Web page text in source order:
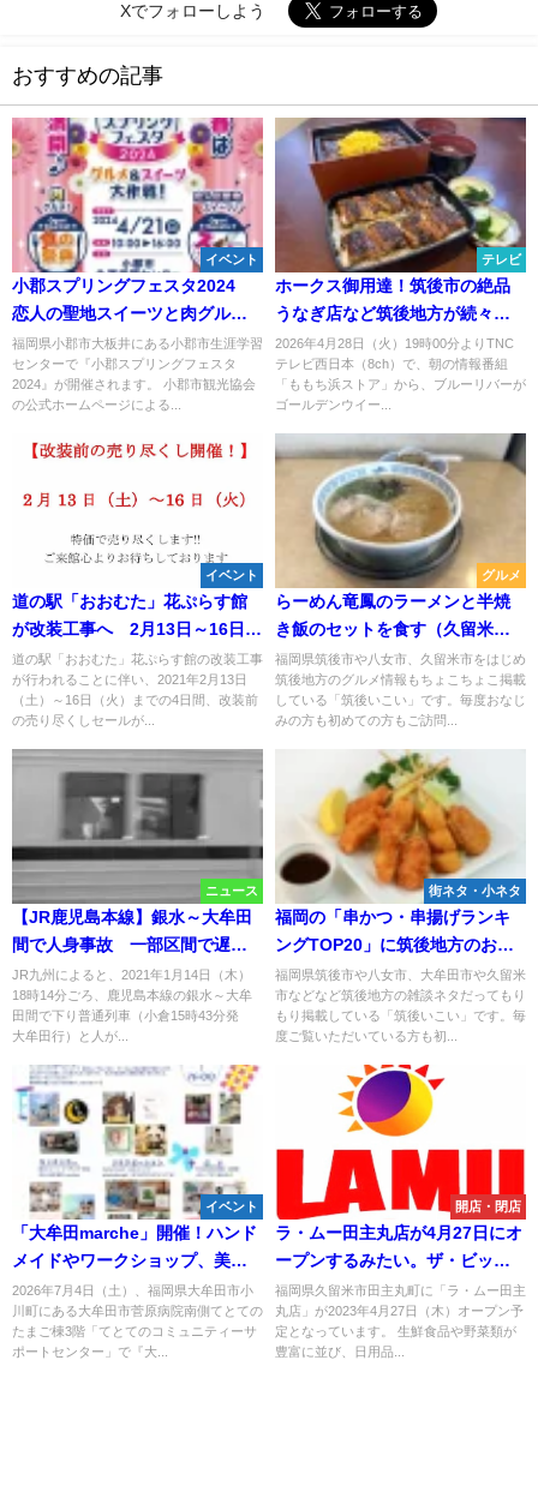
Xでフォローしよう
おすすめの記事
イベント
小郡スプリングフェスタ2024
恋人の聖地スイーツと肉グルメ
の食の祭典！
福岡県小郡市大板井にある小郡市生涯学習
センターで『小郡スプリングフェスタ
2024』が開催されます。 小郡市観光協会
の公式ホームページによる...
テレビ
ホークス御用達！筑後市の絶品
うなぎ店など筑後地方が続々登
場「ももち浜ストアブルーリバ
ーSP」4月28日放送
2026年4月28日（火）19時00分よりTNC
テレビ西日本（8ch）で、朝の情報番組
「ももち浜ストア」から、ブルーリバーが
ゴールデンウイー...
イベント
道の駅「おおむた」花ぷらす館
が改装工事へ 2月13日～16日ま
で売り尽くしセール開催！
道の駅「おおむた」花ぷらす館の改装工事
が行われることに伴い、2021年2月13日
（土）～16日（火）までの4日間、改装前
の売り尽くしセールが...
グルメ
らーめん竜鳳のラーメンと半焼
き飯のセットを食す（久留米
市）
福岡県筑後市や八女市、久留米市をはじめ
筑後地方のグルメ情報もちょこちょこ掲載
している「筑後いこい」です。毎度おなじ
みの方も初めての方もご訪問...
ニュース
【JR鹿児島本線】銀水～大牟田
間で人身事故 一部区間で遅延
や運転見合わせ
JR九州によると、2021年1月14日（木）
18時14分ごろ、鹿児島本線の銀水～大牟
田間で下り普通列車（小倉15時43分発
大牟田行）と人が...
街ネタ・小ネタ
福岡の「串かつ・串揚げランキ
ングTOP20」に筑後地方のお店
がランクインしてる！（2025年
11月）
福岡県筑後市や八女市、大牟田市や久留米
市などなど筑後地方の雑談ネタだってもり
もり掲載している「筑後いこい」です。毎
度ご覧いただいている方も初...
イベント
「大牟田marche」開催！ハンド
メイドやワークショップ、美味
しいグルメなどが出店（大牟田
市）
2026年7月4日（土）、福岡県大牟田市小
川町にある大牟田市菅原病院南側てとての
たまご棟3階「てとてのコミュニティーサ
ポートセンター」で『大...
開店・閉店
ラ・ムー田主丸店が4月27日にオ
ープンするみたい。ザ・ビッグ
田主丸店の近く
福岡県久留米市田主丸町に「ラ・ムー田主
丸店」が2023年4月27日（木）オープン予
定となっています。 生鮮食品や野菜類が
豊富に並び、日用品...